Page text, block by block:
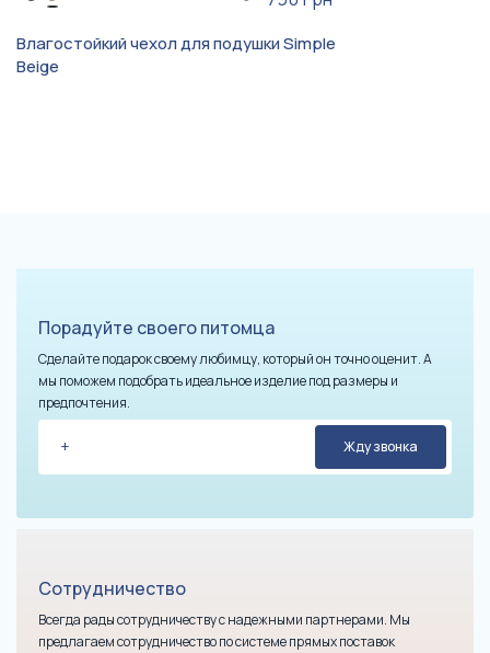
Влагостойкий чехол для подушки Simple
Beige
Порадуйте своего питомца
Сделайте подарок своему любимцу, который он точно оценит. А
мы поможем подобрать идеальное изделие под размеры и
предпочтения.
Сотрудничество
Всегда рады сотрудничеству с надежными партнерами. Мы
предлагаем сотрудничество по системе прямых поставок